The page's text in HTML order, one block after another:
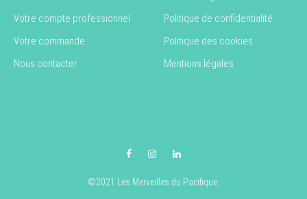
Votre compte professionnel
Votre commande
Nous contacter
Politique de confidentialité
Politique des cookies
Mentions légales
©2021 Les Merveilles du Pacifique.
FacebookInstagramLinkedIn